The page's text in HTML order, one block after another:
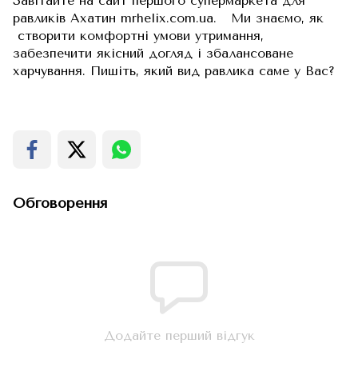
равликів Ахатин mrhelix.com.ua. Ми знаємо, як
створити комфортні умови утримання,
забезпечити якісний догляд і збалансоване
харчування. Пишіть, який вид равлика саме у Вас?
Обговорення
Додайте перший відгук